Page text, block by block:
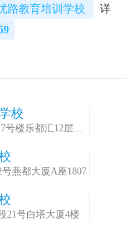
路教育培训学校
详
校
号楼乐都汇12层
燕都大厦A座1807
21号白塔大厦4楼